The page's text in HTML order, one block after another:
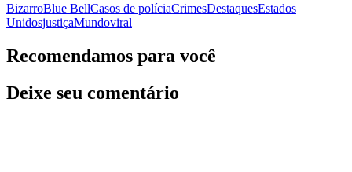
BizarroBlue BellCasos de políciaCrimesDestaquesEstados
UnidosjustiçaMundoviral
Recomendamos para você
Deixe seu comentário